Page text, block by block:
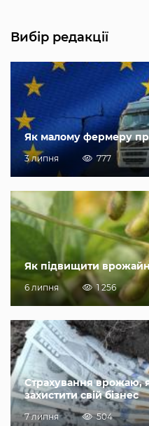
Вибір редакції
Як малому фермеру
3 липня 777
Як підвищити
6 липня 1 256
Страхування врожаю,
захистити свій бізнес
7 липня 504